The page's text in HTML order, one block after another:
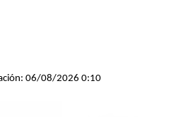
06/08/2026 0:10